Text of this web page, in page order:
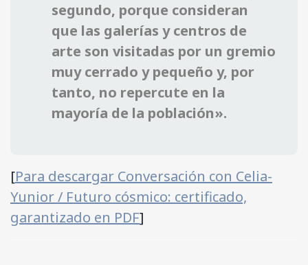
segundo, porque consideran
que las galerías y centros de
arte son visitadas por un gremio
muy cerrado y pequeño y, por
tanto, no repercute en la
mayoría de la población».
[Para descargar Conversación con Celia-
Yunior / Futuro cósmico: certificado,
garantizado en PDF]